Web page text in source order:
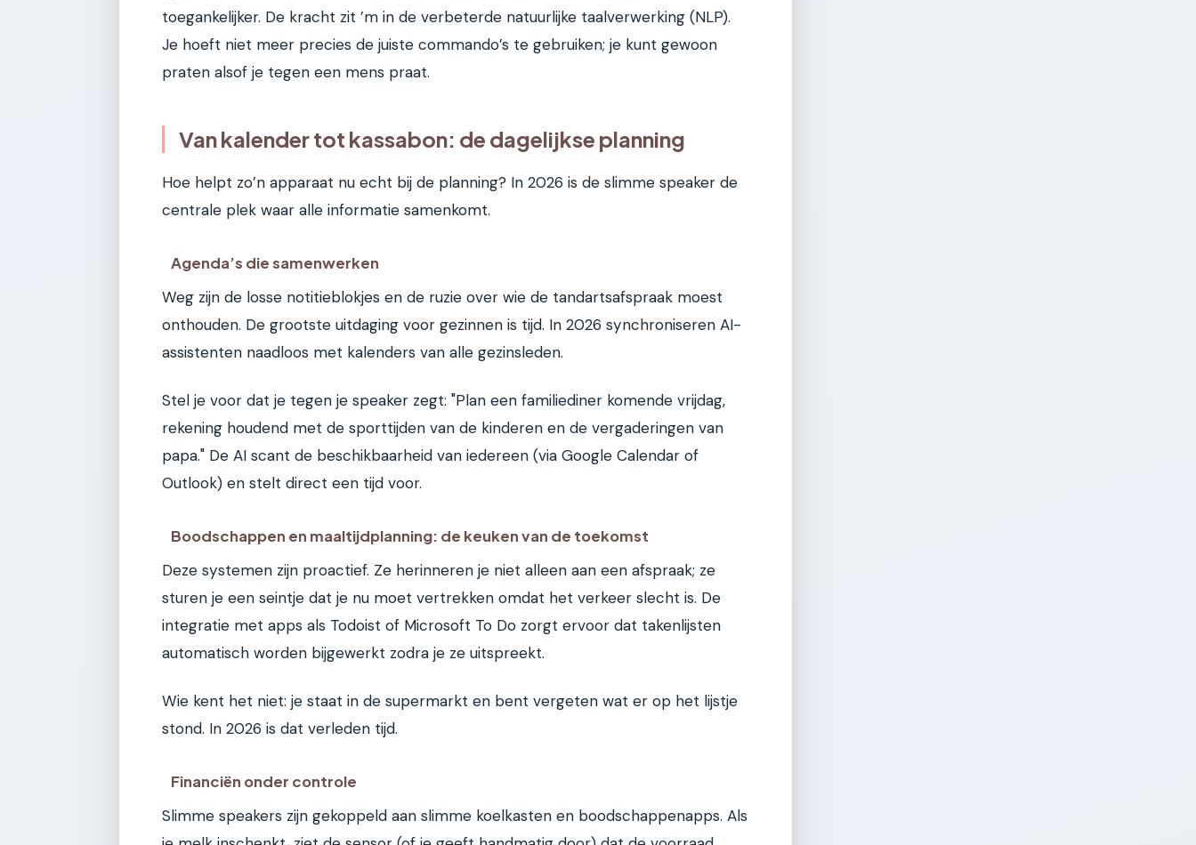
toegankelijker. De kracht zit ’m in de verbeterde natuurlijke taalverwerking (NLP).
Je hoeft niet meer precies de juiste commando’s te gebruiken; je kunt gewoon
praten alsof je tegen een mens praat.
Van kalender tot kassabon: de dagelijkse planning
Hoe helpt zo’n apparaat nu echt bij de planning? In 2026 is de slimme speaker de
centrale plek waar alle informatie samenkomt.
Agenda’s die samenwerken
Weg zijn de losse notitieblokjes en de ruzie over wie de tandartsafspraak moest
onthouden. De grootste uitdaging voor gezinnen is tijd. In 2026 synchroniseren AI-
assistenten naadloos met kalenders van alle gezinsleden.
Stel je voor dat je tegen je speaker zegt: "Plan een familiediner komende vrijdag,
rekening houdend met de sporttijden van de kinderen en de vergaderingen van
papa." De AI scant de beschikbaarheid van iedereen (via Google Calendar of
Outlook) en stelt direct een tijd voor.
Boodschappen en maaltijdplanning: de keuken van de toekomst
Deze systemen zijn proactief. Ze herinneren je niet alleen aan een afspraak; ze
sturen je een seintje dat je nu moet vertrekken omdat het verkeer slecht is. De
integratie met apps als Todoist of Microsoft To Do zorgt ervoor dat takenlijsten
automatisch worden bijgewerkt zodra je ze uitspreekt.
Wie kent het niet: je staat in de supermarkt en bent vergeten wat er op het lijstje
stond. In 2026 is dat verleden tijd.
Financiën onder controle
Slimme speakers zijn gekoppeld aan slimme koelkasten en boodschappenapps. Als